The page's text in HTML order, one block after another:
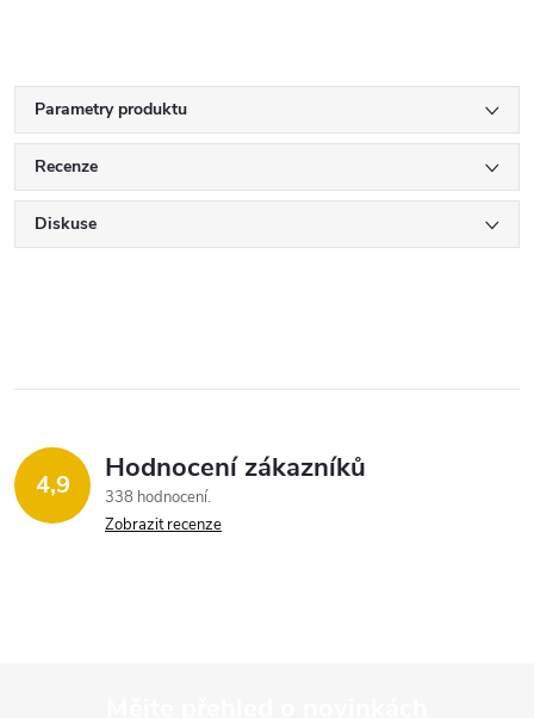
Parametry produktu
Recenze
Diskuse
4,9 Hodnocení zákazníků
338 hodnocení
Zobrazit recenze